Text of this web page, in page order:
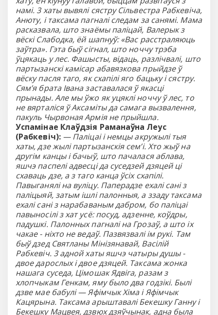
намі. 3 хаты вывялі сястру Сільвестра Рабкевіча,
Анюту, і таксама пагналі следам за санямі. Мама
расказвала, што знаёмы паліцай, Валерык з
вёскі Слабодка, ёй шапнуў: «Вас расстраляюць
заўтра». Гэта быў сігнал, што ноччу трэба
ўцякаць у лес. Фашысты, відаць, разлічвалі, што
партызанскі камісар абавязкова прыйдзе ў
вёску пасля таго, як схапілі яго бацьку і сястру.
Сям’я брата Івана заставалася ў якасці
прынады. Але мы ўжо як уцяклі ноччу ў лес, то
не вярталіся ў Аксаміты да самага вызвалення,
пакуль Чырвоная Армія не прыйшла.
Успамінае Клаўдзія Раманаўна Леус
(Рабкевіч): — Паліцаі і немцы акружылі тыя
хаты, дзе жылі партызанскія сем’і. Хто жыў на
другім канцы і бачыў, што пачалася аблава,
яшчэ паспелі адвесці да суседзей дзяцей ці
схаваць дзе, а з таго канца ўсіх схапілі.
Павыганялі на вуліцу. Паперадзе ехалі сані з
паліцыяй, затым ішлі палонныя, а ззаду таксама
ехалі сані з нарабаваным дабром, бо паліцаі
павыносілі з хат усё: посуд, адзенне, коўдры,
падушкі. Палонных пагналі на Грозаў, а што іх
чакае - ніхто не ведаў. Пазвязвалі ім рукі. Там
быў дзед Святланы Мінізянавай, Васілій
Рабкевіч. 3 адной хаты яшчэ чатыры душы -
двое дарослых і двое дзяцей. Таксама жонка
нашага суседа, Цімошак Ядвіга, разам з
хлопчыкам Генкам, яму было два годзікі. Былі
дзве мае бабулі — Яфімчык Хіма і Яфімчык
Кацярына. Таксама арыштавалі Бекешку Ганну і
Бекешку Мацвея, дзвюх дзяўчынак, адна была